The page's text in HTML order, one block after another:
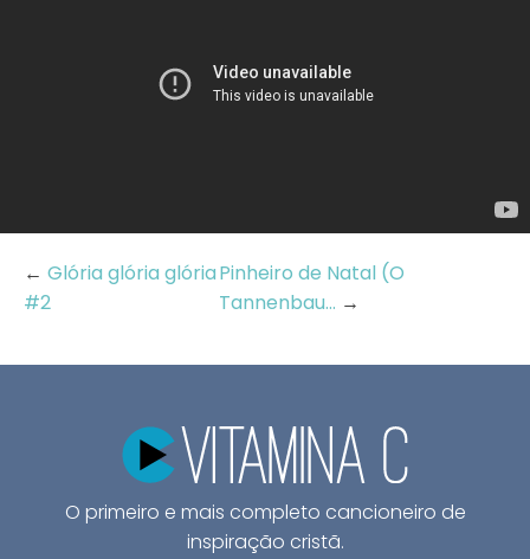
← Glória glória glória
#2
Pinheiro de Natal (O
Tannenbau... →
O primeiro e mais completo cancioneiro de
inspiração cristã.